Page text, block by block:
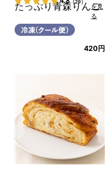
たっぷり青森りんご
を見
る
420円